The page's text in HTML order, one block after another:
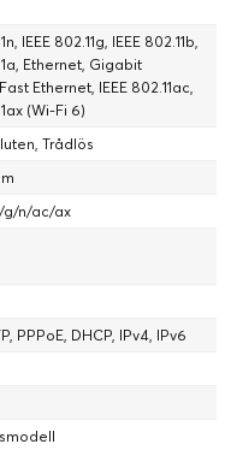
IEEE 802.11g, IEEE 802.11b,
Ethernet, Gigabit
Ethernet, IEEE 802.11ac,
(Wi-Fi 6)
Trådlös
g/n/ac/ax
PPPoE, DHCP, IPv4, IPv6